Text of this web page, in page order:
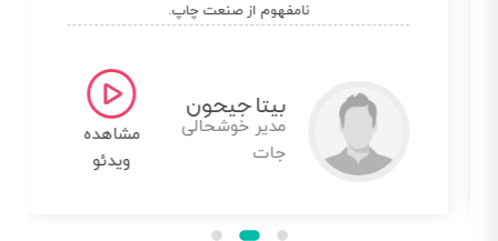
نامفهوم از صنعت چاپ.
بیتا جیحون
مدیر خوشحالی
جات
مشاهده
ویدئو